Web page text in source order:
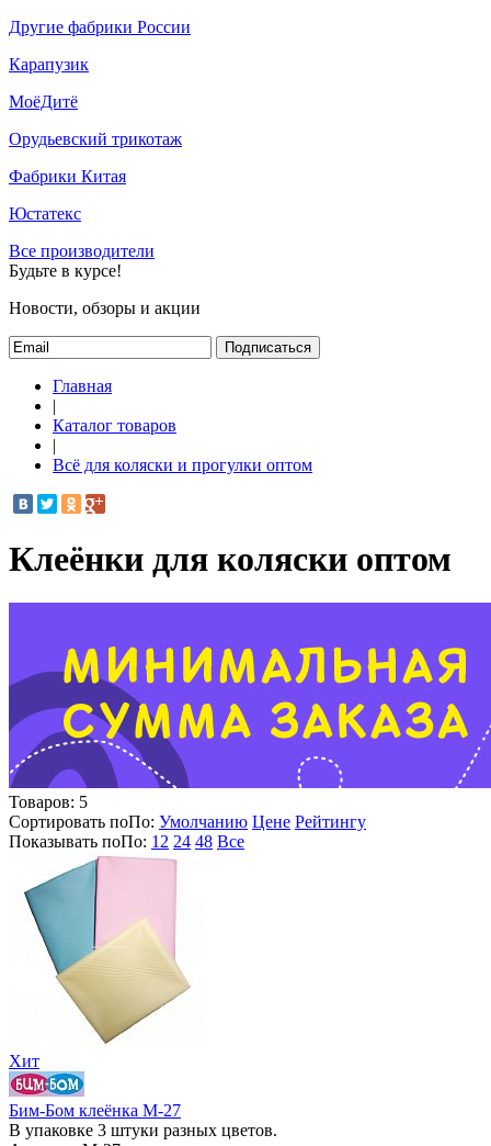
Другие фабрики России
Карапузик
МоёДитё
Орудьевский трикотаж
Фабрики Китая
Юстатекс
Все производители
Будьте в курсе!
Новости, обзоры и акции
Подписаться
Главная
|
Каталог товаров
|
Всё для коляски и прогулки оптом
Клеёнки для коляски оптом
Товаров: 5
Сортировать поПо: Умолчанию Цене Рейтингу
Показывать поПо: 12 24 48 Все
Хит
Бим-Бом клеёнка М-27
В упаковке 3 штуки разных цветов.